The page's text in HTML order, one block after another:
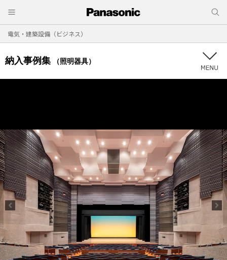
電気・建築設備（ビジネス）
納入事例集 （照明器具）